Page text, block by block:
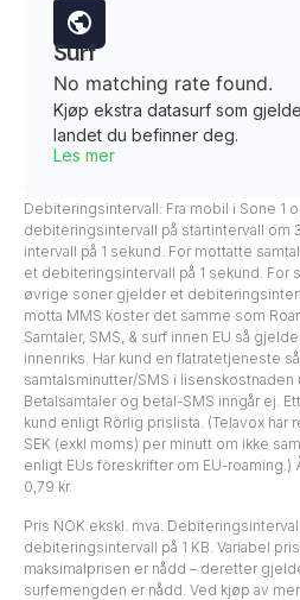
Surf
No matching rate found.
Kjøp ekstra datasurf som
landet du befinner deg.
Les mer
Debiteringsintervall: Fra mobil i Sone 1
debiteringsintervall på startintervall
intervall på 1 sekund. For mottatte
et debiteringsintervall på 1 sekund. For
øvrige soner gjelder et
motta MMS koster det samme som
Samtaler, SMS, & surf innen EU så
innenriks. Har kund en flatratetjeneste
samtalsminutter/SMS i lisenskostnaden
Betalsamtaler og betal-SMS inngår ej.
kund enligt Rörlig prislista. (Telavox har
SEK (exkl moms) per minutt om ikke
enligt EUs föreskrifter om EU-
0,79 kr.
Pris NOK ekskl. mva.
debiteringsintervall på 1 KB. Variabel
maksimalprisen er nådd – deretter
surfemengden er nådd. Ved kjøp av